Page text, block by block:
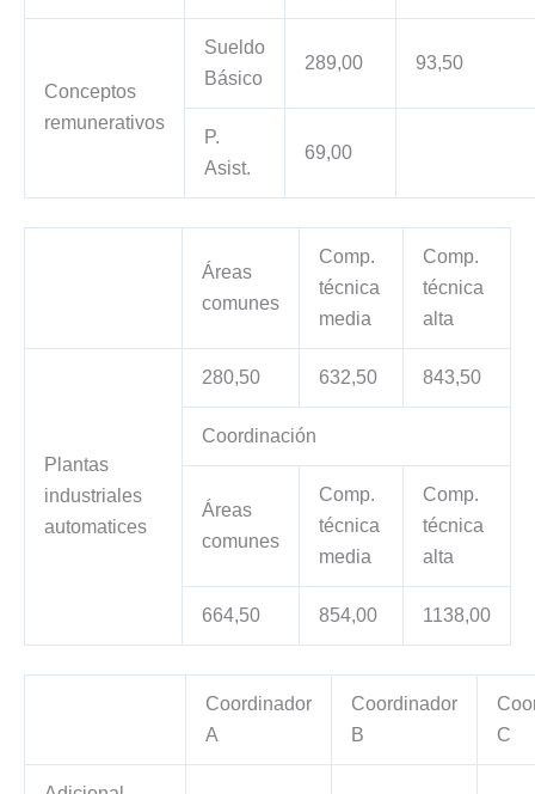
Conceptos
remunerativos
Sueldo
Básico
289,00 93,50
P.
Asist.
69,00
Áreas
comunes
Comp.
técnica
media
Comp.
técnica
alta
Plantas
industriales
automatices
280,50 632,50 843,50
Coordinación
Áreas
comunes
Comp.
técnica
media
Comp.
técnica
alta
664,50 854,00 1138,00
Coordinador
A
Coordinador
B
C